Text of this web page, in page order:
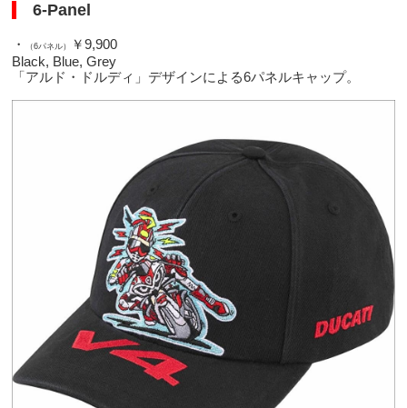
6-Panel
・ （6パネル）
￥9,900
Black, Blue, Grey
「アルド・ドルディ」デザインによる6パネルキャップ。